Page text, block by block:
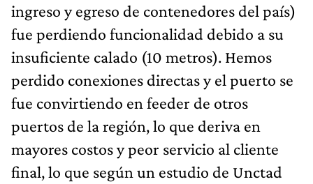
ingreso y egreso de contenedores del país)
fue perdiendo funcionalidad debido a su
insuficiente calado (10 metros). Hemos
perdido conexiones directas y el puerto se
fue convirtiendo en feeder de otros
puertos de la región, lo que deriva en
mayores costos y peor servicio al cliente
final, lo que según un estudio de Unctad